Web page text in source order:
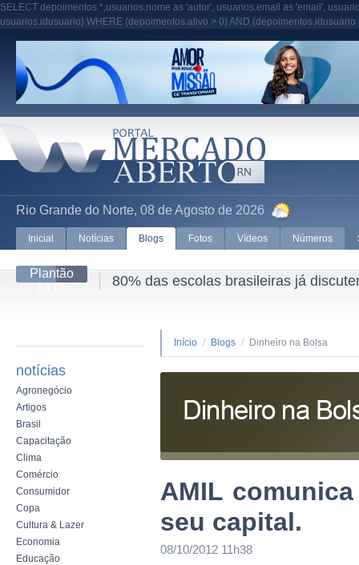
SELECT depoimentos.*,usuarios.nome as 'autor', usuarios.email as 'email',
usuarios.idusuario) WHERE (depoimentos.ativo > 0) AND
Rio Grande do Norte, 08 de Agosto de 2026
Inicial Notícias Blogs Fotos Vídeos Números
Plantão
80% das escolas brasileiras já
notícias
Agronegócio
Artigos
Brasil
Capacitação
Clima
Comércio
Consumidor
Copa
Cultura & Lazer
Economia
Educação
Início / Blogs / Dinheiro na Bolsa
AMIL
seu capital.
08/10/2012 11h38